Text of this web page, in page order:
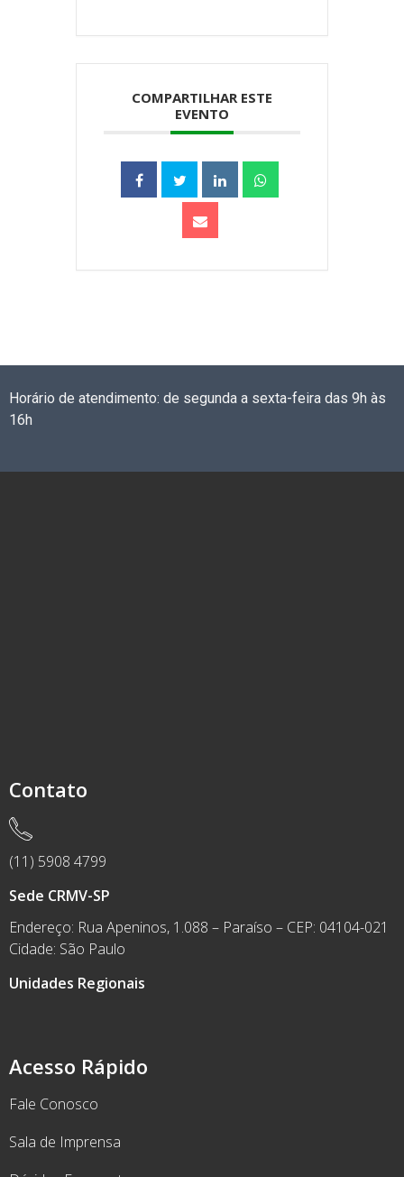
COMPARTILHAR ESTE
EVENTO
Horário de atendimento: de segunda a sexta-feira das 9h às
16h
Acesso Rápido
Fale Conosco
Sala de Imprensa
Contato
(11) 5908 4799
Sede CRMV-SP
Endereço: Rua Apeninos, 1.088 – Paraíso – CEP: 04104-021
Cidade: São Paulo
Unidades Regionais